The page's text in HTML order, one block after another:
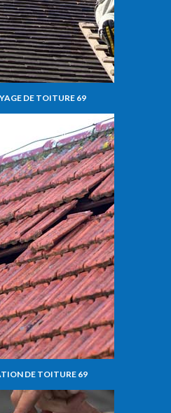
DE TOITURE 69
DE TOITURE 69